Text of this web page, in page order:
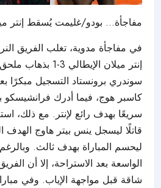
مفاجأة… بودو/غليمت يُسقط إنتر
في مفاجأة مدوية، تغلب الفريق
إنتر ميلان
سوندري برونستاد التسجيل مبكرًا
كاسبر هوج، فيما أدرك فرانشيسكو
سريعًا بهدف رائع لإنتر. مع ذلك،
قاتلًا ليسجل ينس بيتر هاوج الهدف
ليحسم المباراة بهدف ثالث.
الواسعة بعد الاستراحة، إلا أن
شاقة قبل مواجهة الإياب. وفي